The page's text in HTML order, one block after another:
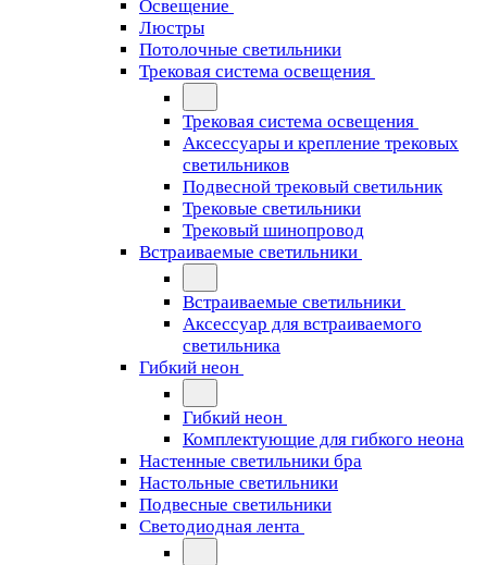
Освещение
Люстры
Потолочные светильники
Трековая система освещения
Трековая система освещения
Аксессуары и крепление трековых
светильников
Подвесной трековый светильник
Трековые светильники
Трековый шинопровод
Встраиваемые светильники
Встраиваемые светильники
Аксессуар для встраиваемого
светильника
Гибкий неон
Гибкий неон
Комплектующие для гибкого неона
Настенные светильники бра
Настольные светильники
Подвесные светильники
Светодиодная лента